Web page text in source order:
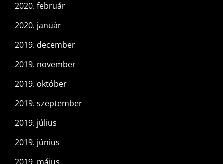
2020. február
2020. január
2019. december
2019. november
2019. október
2019. szeptember
2019. július
2019. június
2019. május